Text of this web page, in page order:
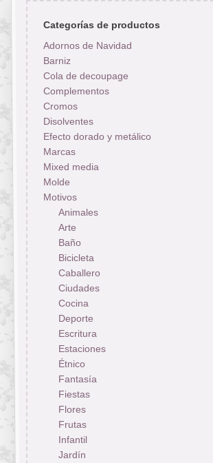
Categorías de productos
Adornos de Navidad
Barniz
Cola de decoupage
Complementos
Cromos
Disolventes
Efecto dorado y metálico
Marcas
Mixed media
Molde
Motivos
Animales
Arte
Baño
Bicicleta
Caballero
Ciudades
Cocina
Deporte
Escritura
Estaciones
Étnico
Fantasía
Fiestas
Flores
Frutas
Infantil
Jardín